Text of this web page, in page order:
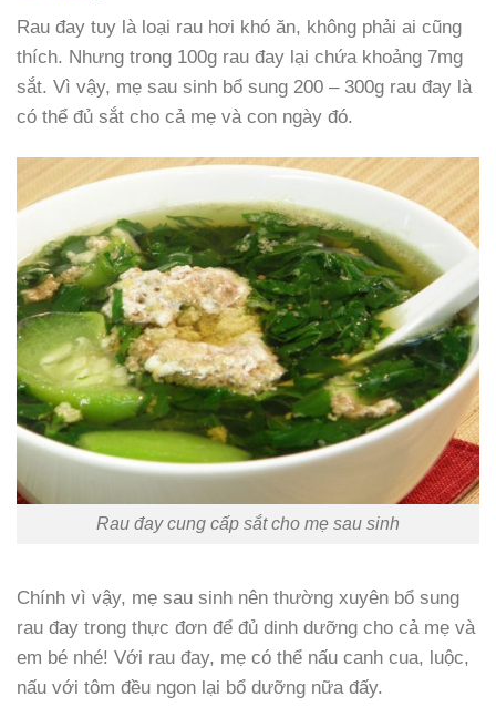
Rau đay tuy là loại rau hơi khó ăn, không phải ai cũng
thích. Nhưng trong 100g rau đay lại chứa khoảng 7mg
sắt. Vì vậy, mẹ sau sinh bổ sung 200 – 300g rau đay là
có thể đủ sắt cho cả mẹ và con ngày đó.
Rau đay cung cấp sắt cho mẹ sau sinh
Chính vì vậy, mẹ sau sinh nên thường xuyên bổ sung
rau đay trong thực đơn để đủ dinh dưỡng cho cả mẹ và
em bé nhé! Với rau đay, mẹ có thể nấu canh cua, luộc,
nấu với tôm đều ngon lại bổ dưỡng nữa đấy.